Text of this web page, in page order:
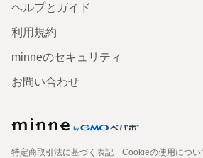
ヘルプとガイド
利用規約
minneのセキュリティ
お問い合わせ
特定商取引法に基づく表記
Cookieの使用につい